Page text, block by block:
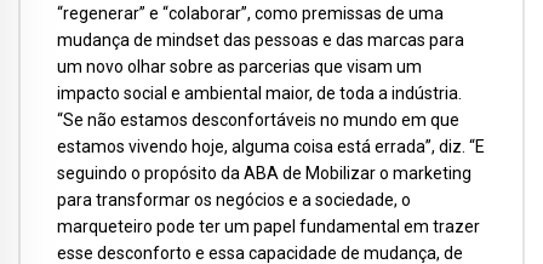
“regenerar” e “colaborar”, como premissas de uma
mudança de mindset das pessoas e das marcas para
um novo olhar sobre as parcerias que visam um
impacto social e ambiental maior, de toda a indústria.
“Se não estamos desconfortáveis no mundo em que
estamos vivendo hoje, alguma coisa está errada”, diz. “E
seguindo o propósito da ABA de Mobilizar o marketing
para transformar os negócios e a sociedade, o
marqueteiro pode ter um papel fundamental em trazer
esse desconforto e essa capacidade de mudança, de